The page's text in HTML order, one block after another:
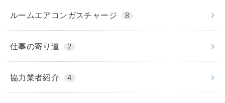
ルームエアコンガスチャージ 8
仕事の寄り道 2
協力業者紹介 4